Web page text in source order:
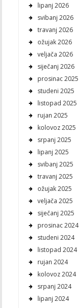
lipanj 2026
svibanj 2026
travanj 2026
ožujak 2026
veljača 2026
siječanj 2026
prosinac 2025
studeni 2025
listopad 2025
rujan 2025
kolovoz 2025
srpanj 2025
lipanj 2025
svibanj 2025
travanj 2025
ožujak 2025
veljača 2025
siječanj 2025
prosinac 2024
studeni 2024
listopad 2024
rujan 2024
kolovoz 2024
srpanj 2024
lipanj 2024